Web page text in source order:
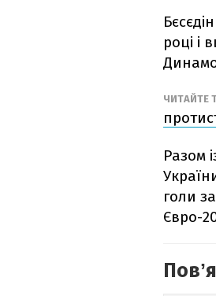
році і
Динамо
ЧИТАЙТЕ
Разом
голи
Євро-